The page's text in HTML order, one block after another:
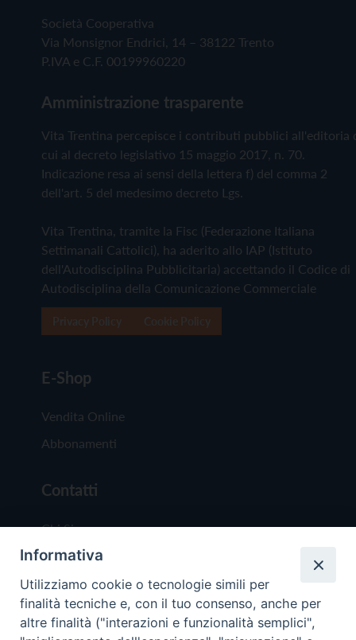
Società Cooperativa
Via Monsignor Endrici, 14 – 38122 Trento
P.IVA e C.F. 00199960220
Amministrazione trasparente
Vita Trentina percepisce i contributi pubblici all'editoria
cui al decreto legislativo 15 maggio 2017, n. 70.
Indicazione resa ai sensi della lettera f) del comma 2
dell'art. 5 del medesimo decreto Lgs.
Vita Trentina, tramite la Fisc (Federazione Italiana
Settimanali Cattolici), ha aderito allo IAP (Istituto
dell'Autodisciplina Pubblicitaria) accettando il Codice di
Autodisciplina della Comunicazione Commerciale
E-Shop
Vendita Online
Abbonamenti
Contatti
Chi Siamo
Redazione
Scrivici
Informativa
Utilizziamo cookie o tecnologie simili per
finalità tecniche e, con il tuo consenso, anche per
altre finalità ("interazioni e funzionalità semplici",